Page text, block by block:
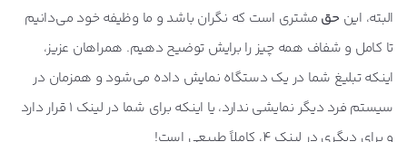
البته، این حق مشتری است که نگران باشد و ما وظیفه خود می‌دانیم
تا کامل و شفاف همه چیز را برایش توضیح دهیم. همراهان عزیز،
اینکه تبلیغ شما در یک دستگاه نمایش داده می‌شود و همزمان در
سیستم فرد دیگر نمایشی ندارد، یا اینکه برای شما در لینک 1 قرار دارد